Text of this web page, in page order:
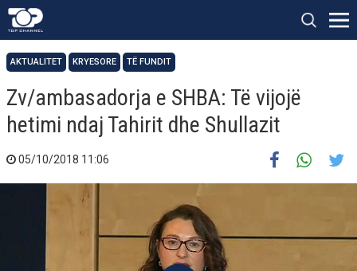
AKTUALITET KRYESORE TË FUNDIT
Zv/ambasadorja e SHBA: Të vijojë
hetimi ndaj Tahirit dhe Shullazit
05/10/2018 11:06